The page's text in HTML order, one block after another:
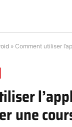
» Comment utiliser l’appli
une